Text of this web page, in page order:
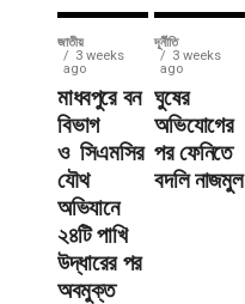
জাতীয়
3 weeks
ago
মাধবপুরে বন
বিভাগ
ও সিএমসির
যৌথ
অভিযানে
২৪টি পাখি
উদ্ধারের পর
অবমুক্ত
দূর্নীতি
3 weeks
ago
ঘুষের
অভিযোগের
পর ফেনিতে
বদলি নাজমুল